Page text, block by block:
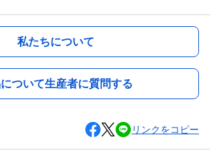
私たちについて
ついて生産者に質問する
リンクをコピー